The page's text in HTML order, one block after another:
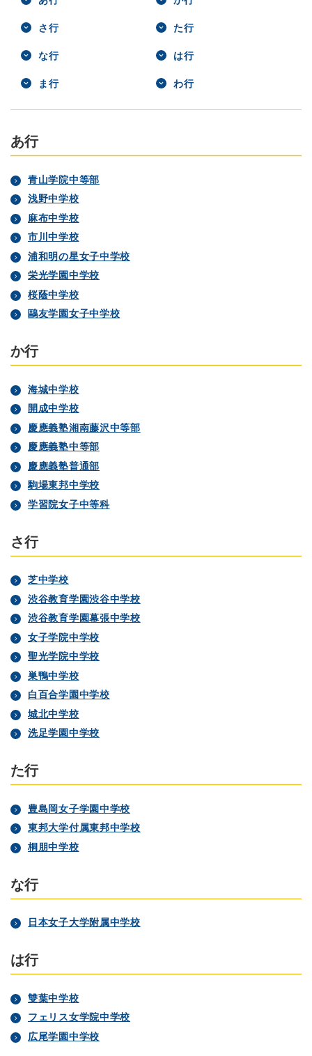
さ行 た行
な行 は行
ま行 わ行
あ行
青山学院中等部
浅野中学校
麻布中学校
市川中学校
浦和明の星女子中学校
栄光学園中学校
桜蔭中学校
鷗友学園女子中学校
か行
海城中学校
開成中学校
慶應義塾湘南藤沢中等部
慶應義塾中等部
慶應義塾普通部
駒場東邦中学校
学習院女子中等科
さ行
芝中学校
渋谷教育学園渋谷中学校
渋谷教育学園幕張中学校
女子学院中学校
聖光学院中学校
巣鴨中学校
白百合学園中学校
城北中学校
洗足学園中学校
た行
豊島岡女子学園中学校
東邦大学付属東邦中学校
桐朋中学校
な行
日本女子大学附属中学校
は行
雙葉中学校
フェリス女学院中学校
広尾学園中学校